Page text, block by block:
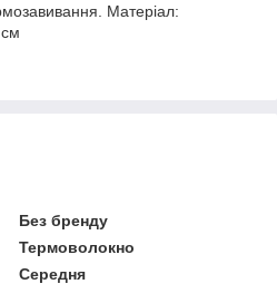
Матеріал:
Без бренду
Термоволокно
Середня